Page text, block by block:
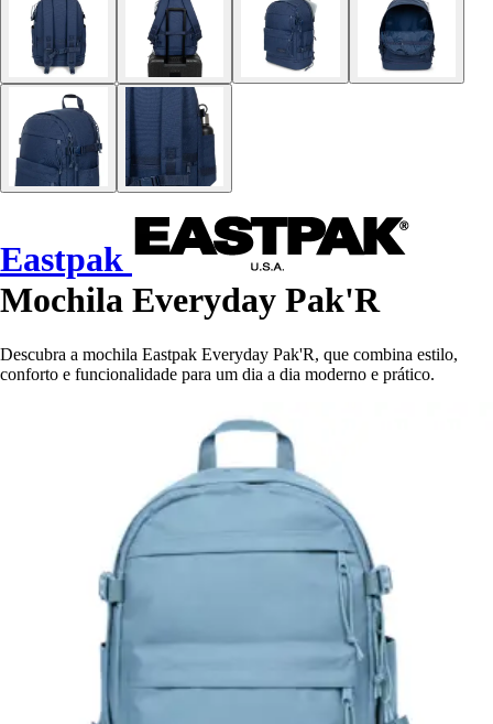
Eastpak
Mochila Everyday Pak'R
Descubra a mochila Eastpak Everyday Pak'R, que combina estilo,
conforto e funcionalidade para um dia a dia moderno e prático.